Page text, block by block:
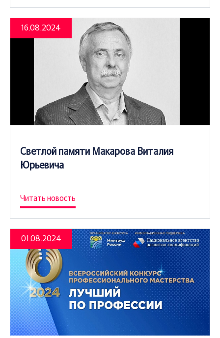
16.08.2024
Светлой памяти Макарова Виталия
Юрьевича
Читать новость
01.08.2024